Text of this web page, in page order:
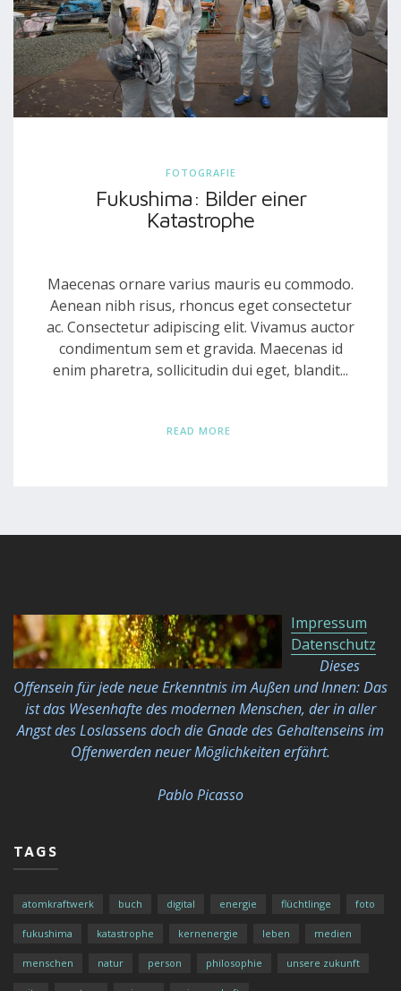
FOTOGRAFIE
Fukushima: Bilder einer
Katastrophe
Maecenas ornare varius mauris eu commodo.
Aenean nibh risus, rhoncus eget consectetur
ac. Consectetur adipiscing elit. Vivamus auctor
condimentum sem et gravida. Maecenas id
enim pharetra, sollicitudin dui eget, blandit...
READ MORE
Impressum
Datenschutz
Dieses
Offensein für jede neue Erkenntnis im Außen und Innen: Das
ist das Wesenhafte des modernen Menschen, der in aller
Angst des Loslassens doch die Gnade des Gehaltenseins im
Offenwerden neuer Möglichkeitenerfährt.
Pablo Picasso
TAGS
atomkraftwerk buch digital energie flüchtlinge foto
fukushima katastrophe kernenergie leben medien
menschen natur person philosophie unsere zukunft